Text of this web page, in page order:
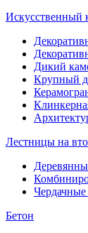
Искусственный
Дикий
Крупный
Лестницы на
Бетон